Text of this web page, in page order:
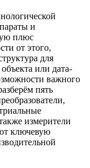
и
плюс
от этого,
для
или дата-
важного
пять
измерители
ключевую